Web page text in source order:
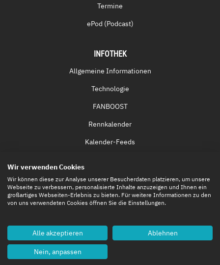
Termine
ePod (Podcast)
INFOTHEK
Allgemeine Informationen
Technologie
FANBOOST
Rennkalender
Kalender-Feeds
Eintrittskarten
Wir verwenden Cookies
Wir können diese zur Analyse unserer Besucherdaten platzieren, um unsere
Webseite zu verbessern, personalisierte Inhalte anzuzeigen und Ihnen ein
großartiges Webseiten-Erlebnis zu bieten. Für weitere Informationen zu den
von uns verwendeten Cookies öffnen Sie die Einstellungen.
Alle akzeptieren Ablehnen
Nein, anpassen